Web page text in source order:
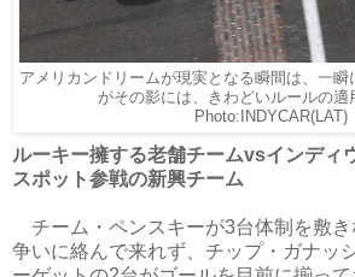
アメリカンドリームが現実となる瞬間は、一
がその影には、きわどいルールの適
Photo:INDYCAR(LAT)
ルーキー擁する老舗チームvsインディ
スポット参戦の新興チーム
チーム・ペンスキーが3台体制を敷き
争いに絡んで来れず、チップ・ガナッ